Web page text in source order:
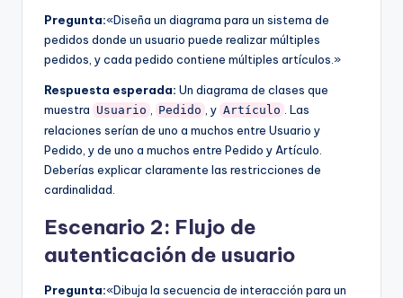
Pregunta:«Diseña un diagrama para un sistema de
pedidos donde un usuario puede realizar múltiples
pedidos, y cada pedido contiene múltiples artículos.»
Respuesta esperada: Un diagrama de clases que
muestra Usuario Pedido , y Artículo
. Las
relaciones serían de uno a muchos entre Usuario y
Pedido, y de uno a muchos entre Pedido y Artículo.
Deberías explicar claramente las restricciones de
cardinalidad.
Escenario 2: Flujo de
autenticación de usuario
Pregunta:«Dibuja la secuencia de interacción para un